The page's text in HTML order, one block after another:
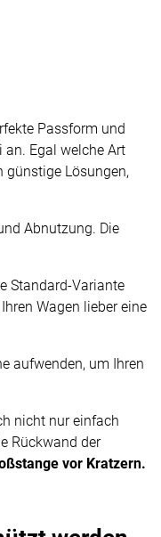
Passform und
an. Egal welche Art
günstige Lösungen,
Abnutzung. Die
Standard-Variante
Wagen lieber eine
aufwenden, um Ihren
nicht nur einfach
Rückwand der
vor Kratzern.